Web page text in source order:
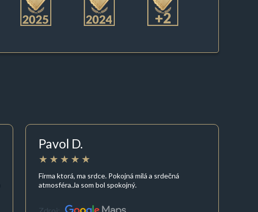
+2
Pavol D.
Firma ktorá, ma srdce. Pokojná milá a srdečná
atmosféra.Ja som bol spokojný.